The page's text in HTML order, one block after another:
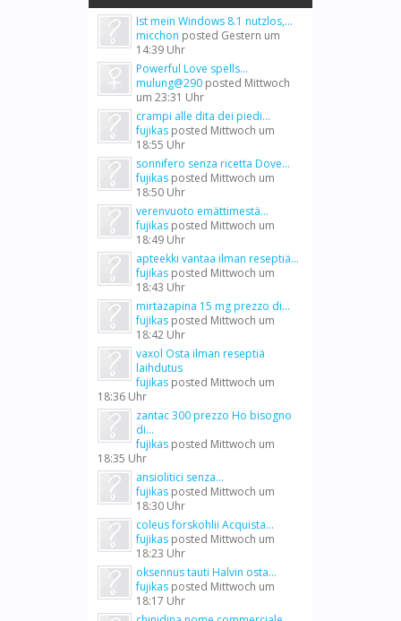
Ist mein Windows 8.1 nutzlos,...
micchon posted Gestern um
14:39 Uhr
Powerful Love spells...
mulung@290 posted Mittwoch
um 23:31 Uhr
crampi alle dita dei piedi...
fujikas posted Mittwoch um
18:55 Uhr
sonnifero senza ricetta Dove...
fujikas posted Mittwoch um
18:50 Uhr
verenvuoto emättimestä...
fujikas posted Mittwoch um
18:49 Uhr
apteekki vantaa ilman reseptiä...
fujikas posted Mittwoch um
18:43 Uhr
mirtazapina 15 mg prezzo di...
fujikas posted Mittwoch um
18:42 Uhr
vaxol Osta ilman reseptiä
laihdutus
fujikas posted Mittwoch um
18:36 Uhr
zantac 300 prezzo Ho bisogno
di...
fujikas posted Mittwoch um
18:35 Uhr
ansiolitici senza...
fujikas posted Mittwoch um
18:30 Uhr
coleus forskohlii Acquista...
fujikas posted Mittwoch um
18:23 Uhr
oksennus tauti Halvin osta...
fujikas posted Mittwoch um
18:17 Uhr